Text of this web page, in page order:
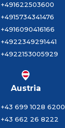
+491622503600
+4915734341476
+4916090416166
+4922349291441
+4922153005929
Austria
+43 699 1028 6200
+43 662 26 8222